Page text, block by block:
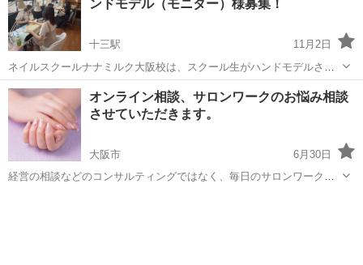
て... ンドモデル（モニター）様募集！
十三駅
11月2日
ネイルスクールナナミルク大阪校は、スクール生がハンドモデルさん
を相手に本番さながらの施術をさせていただく授業内容です😊 ⁡ ⁡ サロ
ンワークに重点をおいた授業では「もち・形・ツヤ」に強いこだわり
を持って、初めてネイルを...
大阪 大阪市 十三駅 ネイル
オンライン相談、サロンワークのお悩み相談
させていただきます。
大阪市
6月30日
経営の相談などのコンサルティングではなく、毎日のサロンワークで